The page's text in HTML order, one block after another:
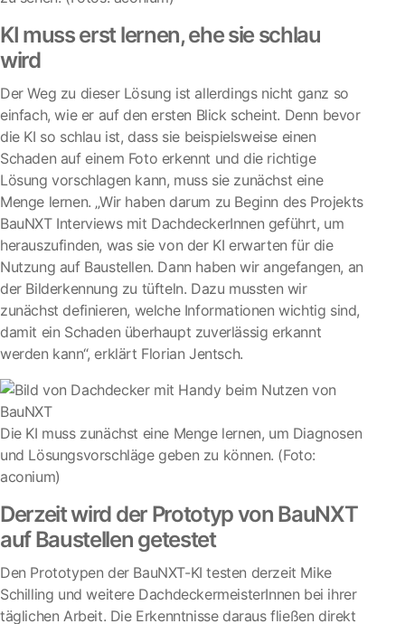
KI muss erst lernen, ehe sie schlau
wird
Der Weg zu dieser Lösung ist allerdings nicht ganz so
einfach, wie er auf den ersten Blick scheint. Denn bevor
die KI so schlau ist, dass sie beispielsweise einen
Schaden auf einem Foto erkennt und die richtige
Lösung vorschlagen kann, muss sie zunächst eine
Menge lernen. „Wir haben darum zu Beginn des Projekts
BauNXT Interviews mit DachdeckerInnen geführt, um
herauszufinden, was sie von der KI erwarten für die
Nutzung auf Baustellen. Dann haben wir angefangen, an
der Bilderkennung zu tüfteln. Dazu mussten wir
zunächst definieren, welche Informationen wichtig sind,
damit ein Schaden überhaupt zuverlässig erkannt
werden kann“, erklärt Florian Jentsch.
Die KI muss zunächst eine Menge lernen, um Diagnosen
und Lösungsvorschläge geben zu können. (Foto:
aconium)
Derzeit wird der Prototyp von BauNXT
auf Baustellen getestet
Den Prototypen der BauNXT-KI testen derzeit Mike
Schilling und weitere DachdeckermeisterInnen bei ihrer
täglichen Arbeit. Die Erkenntnisse daraus fließen direkt